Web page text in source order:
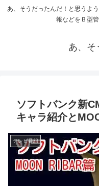
あ、そうだったんだ！と思うよ
報などをＢ型
あ、そ
ソフトバンク新
キャラ紹介と
テレビ番組